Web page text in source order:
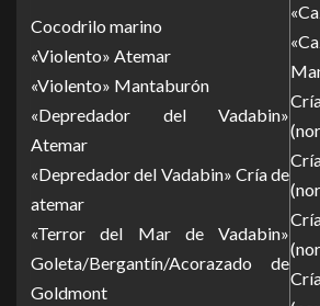
Cocodrilo marino
«Violento» Atemar
«Violento» Mantaburón
«Depredador del Vadabin»
Atemar
«Depredador del Vadabin» Cría de
atemar
«Terror del Mar de Vadabin»
Goleta/Bergantín/Acorazado de
Goldmont